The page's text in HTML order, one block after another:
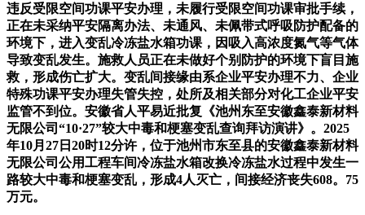
违反受限空间功课平安办理，未履行受限空间功课审批手续，
正在未采纳平安隔离办法、未通风、未佩带式呼吸防护配备的
环境下，进入变乱冷冻盐水箱功课，因吸入高浓度氮气等气体
导致变乱发生。施救人员正在未做好个别防护的环境下盲目施
救，形成伤亡扩大。变乱间接缘由系企业平安办理不力、企业
特殊功课平安办理失管失控，处所及相关部分对化工企业平安
监管不到位。安徽省人平易近批复《池州东至安徽鑫泰新材料
无限公司“10·27”较大中毒和梗塞变乱查询拜访演讲》。2025
年10月27日20时12分许，位于池州市东至县的安徽鑫泰新材料
无限公司公用工程车间冷冻盐水箱改换冷冻盐水过程中发生一
路较大中毒和梗塞变乱，形成4人灭亡，间接经济丧失608。75
万元。